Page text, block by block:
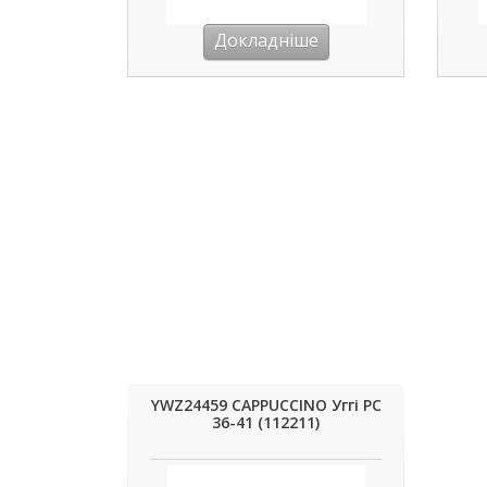
Докладніше
YWZ24459 CAPPUCCINO Уггі РС
36-41 (112211)